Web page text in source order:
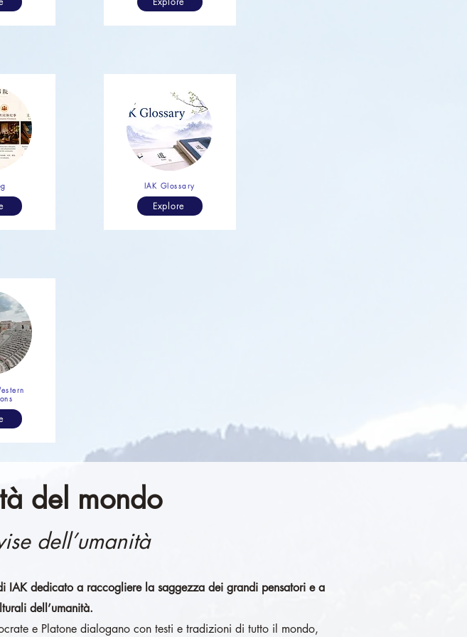
IAK Glossary
Explore
del mondo
dell’umanità
IAK dedicato a raccogliere la saggezza dei grandi pensatori e a
dell’umanità.
e Platone dialogano con testi e tradizioni di tutto il mondo,